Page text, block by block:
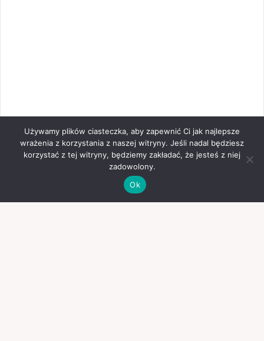
Używamy plików ciasteczka, aby zapewnić Ci jak najlepsze
wrażenia z korzystania z naszej witryny. Jeśli nadal będziesz
korzystać z tej witryny, będziemy zakładać, że jesteś z niej
zadowolony.
Ok